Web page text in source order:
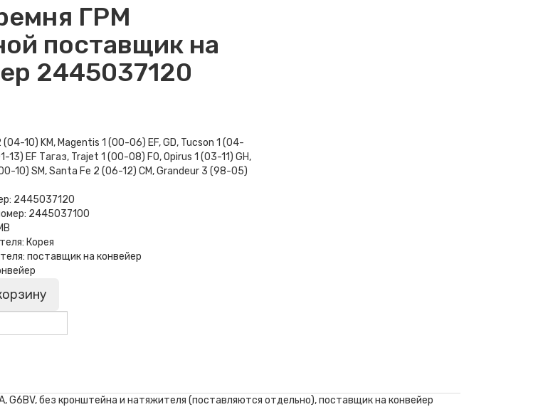
ГРМ
поставщик на
2445037120
10) KM, Magentis 1 (00-06) EF, GD, Tucson 1 (04-
13) EF Тагаз, Trajet 1 (00-08) FO, Opirus 1 (03-11) GH,
10) SM, Santa Fe 2 (06-12) CM, Grandeur 3 (98-05)
2445037120
2445037100
Корея
поставщик на конвейер
G6BV, без кронштейна и натяжителя (поставляются отдельно), поставщик на конвейер